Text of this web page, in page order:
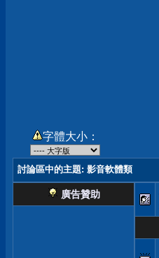
字體大小：
討論區中的主題: 影音軟體類
廣告贊助